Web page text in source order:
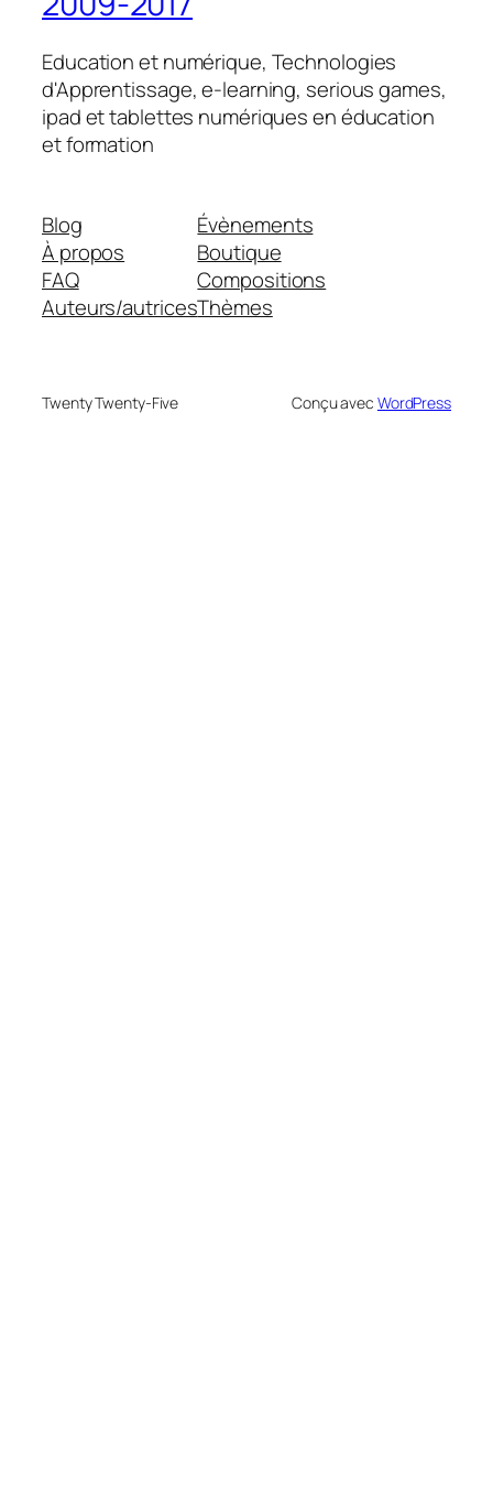
Education et numérique, Technologies
d'Apprentissage, e-learning, serious games,
ipad et tablettes numériques en éducation
et formation
Blog
À propos
FAQ
Auteurs/autrices
Évènements
Boutique
Compositions
Thèmes
Twenty Twenty-Five Conçu avec WordPress